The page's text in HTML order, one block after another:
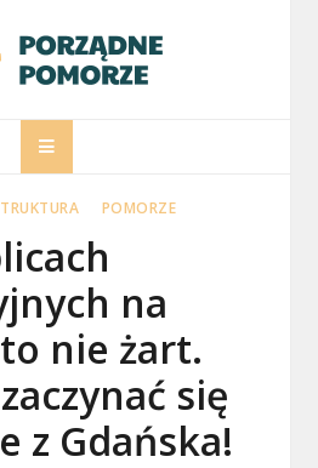
POMORZE
na
nie żart.
się
z Gdańska!